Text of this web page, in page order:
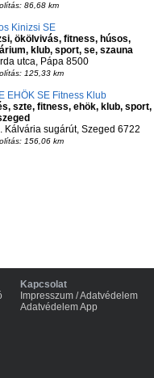
86,68 km
Kinizsi SE
ökölvivás, fitness, húsos,
klub, sport, se, szauna
utca, Pápa 8500
125,33 km
EHÖK SE Fitness Klub
szte, fitness, ehök, klub, sport,
Kálvária sugárút, Szeged 6722
156,06 km
Kapcsolat
Impresszum / Adatvédelem
Adatvédelem App